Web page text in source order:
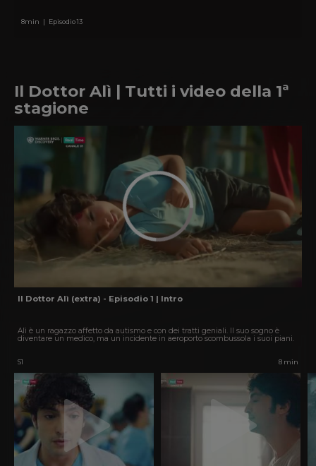
8min | Episodio 13
Il Dottor Alì | Tutti i video della 1ª
stagione
Il Dottor Alì (extra) - Episodio 1 | Intro
Alì è un ragazzo affetto da autismo e con dei tratti geniali. Il suo sogno è
diventare un medico, ma un incidente in aeroporto scombussola i suoi piani.
S1 8 min